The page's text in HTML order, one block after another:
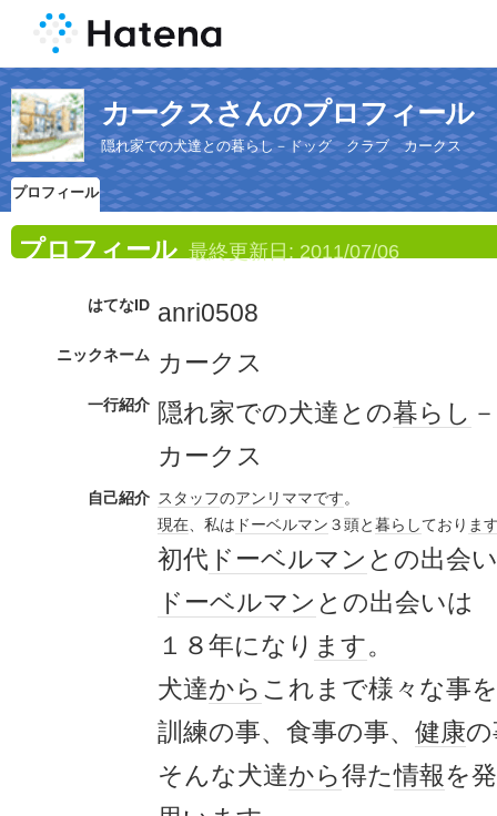
カークスさんのプロフィール
隠れ家での犬達との暮らし－ドッグ クラブ カークス
プロフィール
プロフィール 最終更新日: 2011/07/06
はてなID anri0508
ニックネーム カークス
一行紹介 隠れ家での犬達との暮らし －
カークス
自己紹介 スタッフのアンリ ママです。
現在、私は ドーベルマン ３頭と暮らしており ま
初代 ドーベルマン との出会
ドーベルマン との出会いは
１８年になり ます。
犬達から これまで様々な事
訓練の事、食事の事、 健康
そんな犬達から得た情報を